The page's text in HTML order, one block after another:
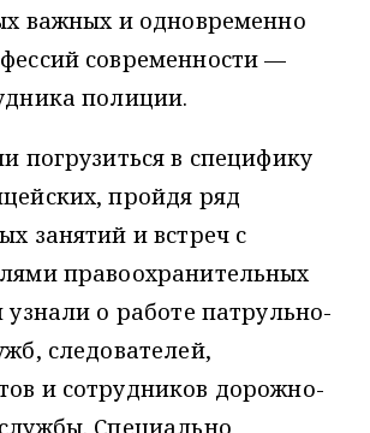
важных и одновременно
современности —
полиции.
погрузиться в специфику
пройдя ряд
занятий и встреч с
правоохранительных
узнали о работе патрульно-
следователей,
и сотрудников дорожно-
Специально